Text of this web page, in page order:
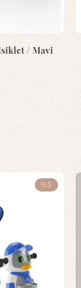
/ Mavi
%5